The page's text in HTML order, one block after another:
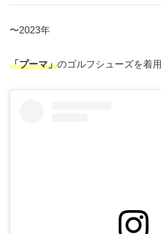
〜2023年
「プーマ」のゴルフシューズを着用